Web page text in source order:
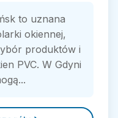
to uznana
okiennej,
produktów i
PVC. W Gdyni